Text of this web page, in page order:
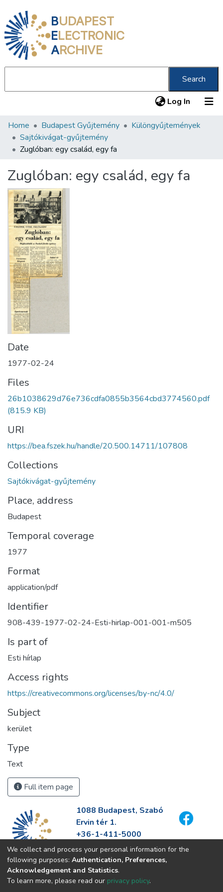
BUDAPEST
ELECTRONIC
ARCHIVE
Search
Log In (current)
Communities & Collections
All of DSpace
About us
Home Budapest Gyűjtemény
Különgyűjtemények
Sajtókivágat-gyűjtemény
Zuglóban: egy család, egy fa
Zuglóban: egy család, egy fa
Date
1977-02-24
Files
26b1038629d76e736cdfa0855b3564cbd3774560.pdf
(815.9 KB)
URI
https://bea.fszek.hu/handle/20.500.14711/107808
Collections
Sajtókivágat-gyűjtemény
Place, address
Budapest
Temporal coverage
1977
Format
application/pdf
Identifier
908-439-1977-02-24-Esti-hirlap-001-001-m505
Is part of
Esti hírlap
Access rights
https://creativecommons.org/licenses/by-nc/4.0/
Subject
kerület
Type
Text
Full item page
1088 Budapest, Szabó
Ervin tér 1.
+36-1-411-5000
info@fszek.hu
https://fszek.hu
We collect and process your personal information for the
following purposes: Authentication, Preferences,
Acknowledgement and Statistics.
To learn more, please read our privacy policy.